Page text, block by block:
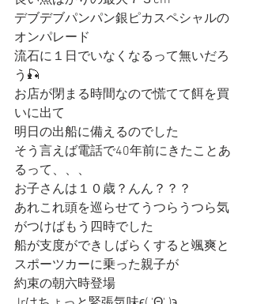
デブデブパンパン銀ピカスペシャルの
オンパレード
流石に１日でいなくなるって無いだろ
う🎣
お店が閉まる時間なので慌てて餌を買
いに出て
明日の出船に備えるのでした
そう言えば電話で40年前にきたことあ
るって、、、
お子さんは１０歳？んん？？？
あれこれ頭を巡らせてうつらうつら気
がつけばもう四時でした
船が支度ができしばらくすると颯爽と
スポーツカーに乗った親子が
約束の朝六時登場